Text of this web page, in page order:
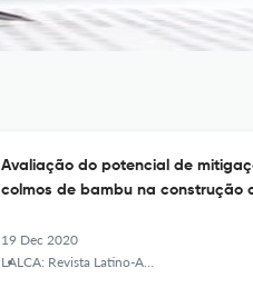
Avaliação do potencial de
colmos de bambu na construção
19 Dec 2020
LALCA: Revista Latino-Americana em Avaliação do Ciclo de Vida